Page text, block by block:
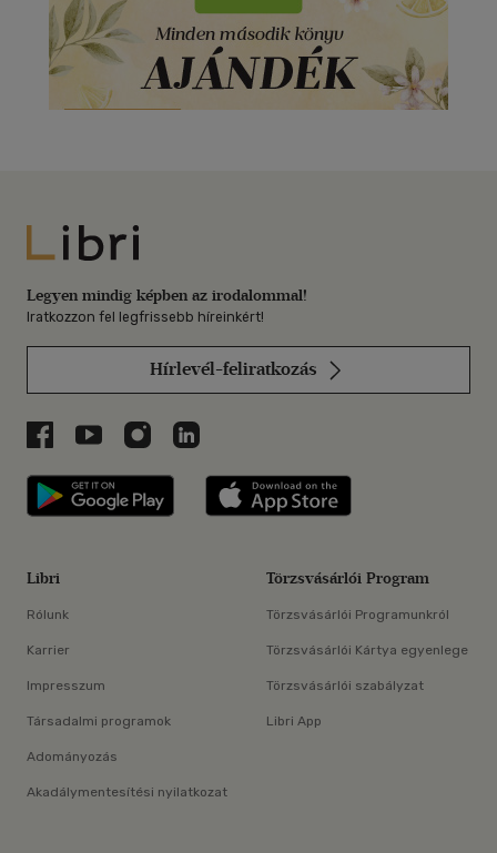
Libri
Legyen mindig képben az irodalommal!
Iratkozzon fel legfrissebb híreinkért!
Hírlevél-feliratkozás
Libri a Facebookon
Libri a Youtube-on
Libri az Instagramon
Libri a LinkedInen
Libri applikáció Szerezd meg: Google
Libri
Rólunk
Karrier
Impresszum
Társadalmi programok
Adományozás
Akadálymentesítési nyilatkozat
Törzsvásárlói Program
Törzsvásárlói Programunkról
Törzsvásárlói Kártya egyenlege
Törzsvásárlói szabályzat
Libri App